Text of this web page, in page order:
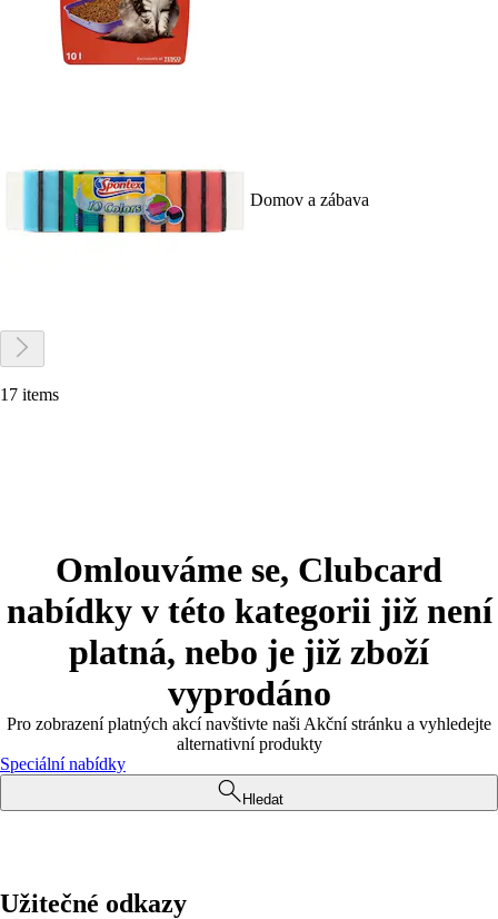
Domov a zábava
17 items
Omlouváme se, Clubcard
nabídky v této kategorii již není
platná, nebo je již zboží
vyprodáno
Pro zobrazení platných akcí navštivte naši Akční stránku a vyhledejte
alternativní produkty
Speciální nabídky
Hledat
Užitečné odkazy